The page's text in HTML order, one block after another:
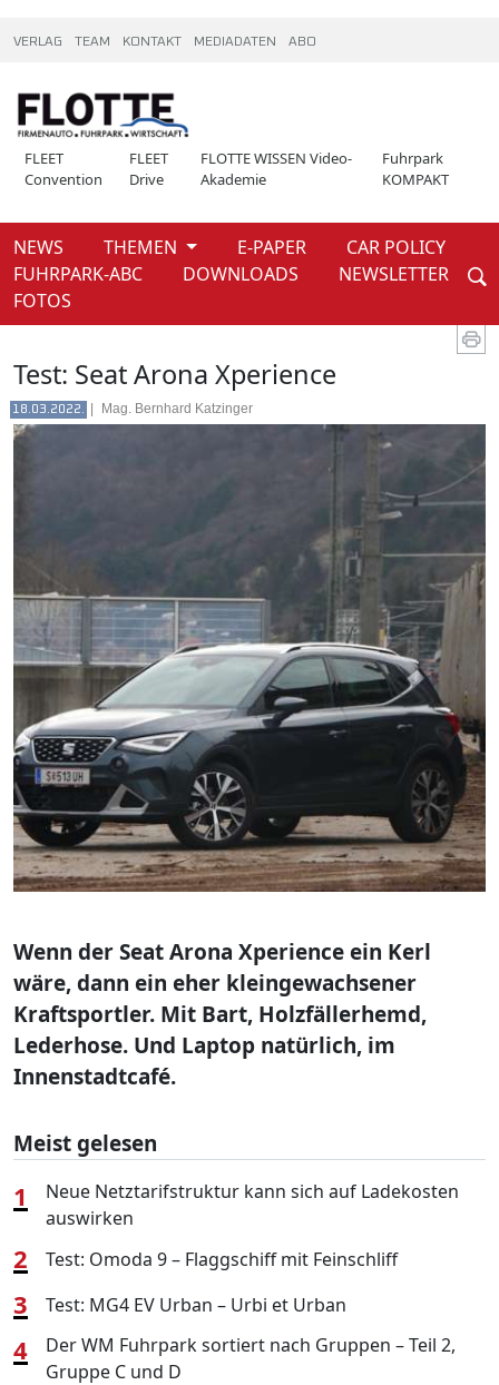
VERLAG TEAM KONTAKT MEDIADATEN ABO
FLEET
Convention
FLEET
Drive
FLOTTE WISSEN Video-
Akademie
Fuhrpark
KOMPAKT
NEWS THEMEN E-PAPER
CAR POLICY
FUHRPARK-ABC
DOWNLOADS
NEWSLETTER
FOTOS
Weiter
News
Test: Seat Arona Xperience
18.03.2022. Mag. Bernhard Katzinger
Wenn der Seat Arona Xperience ein Kerl
wäre, dann ein eher kleingewachsener
Kraftsportler. Mit Bart, Holzfällerhemd,
Lederhose. Und Laptop natürlich, im
Innenstadtcafé.
Meist gelesen
1
Neue Netztarifstruktur kann sich auf Ladekosten
auswirken
2 Test: Omoda 9 – Flaggschiff mit Feinschliff
3 Test: MG4 EV Urban – Urbi et Urban
4
Der WM Fuhrpark sortiert nach Gruppen – Teil 2,
Gruppe C und D